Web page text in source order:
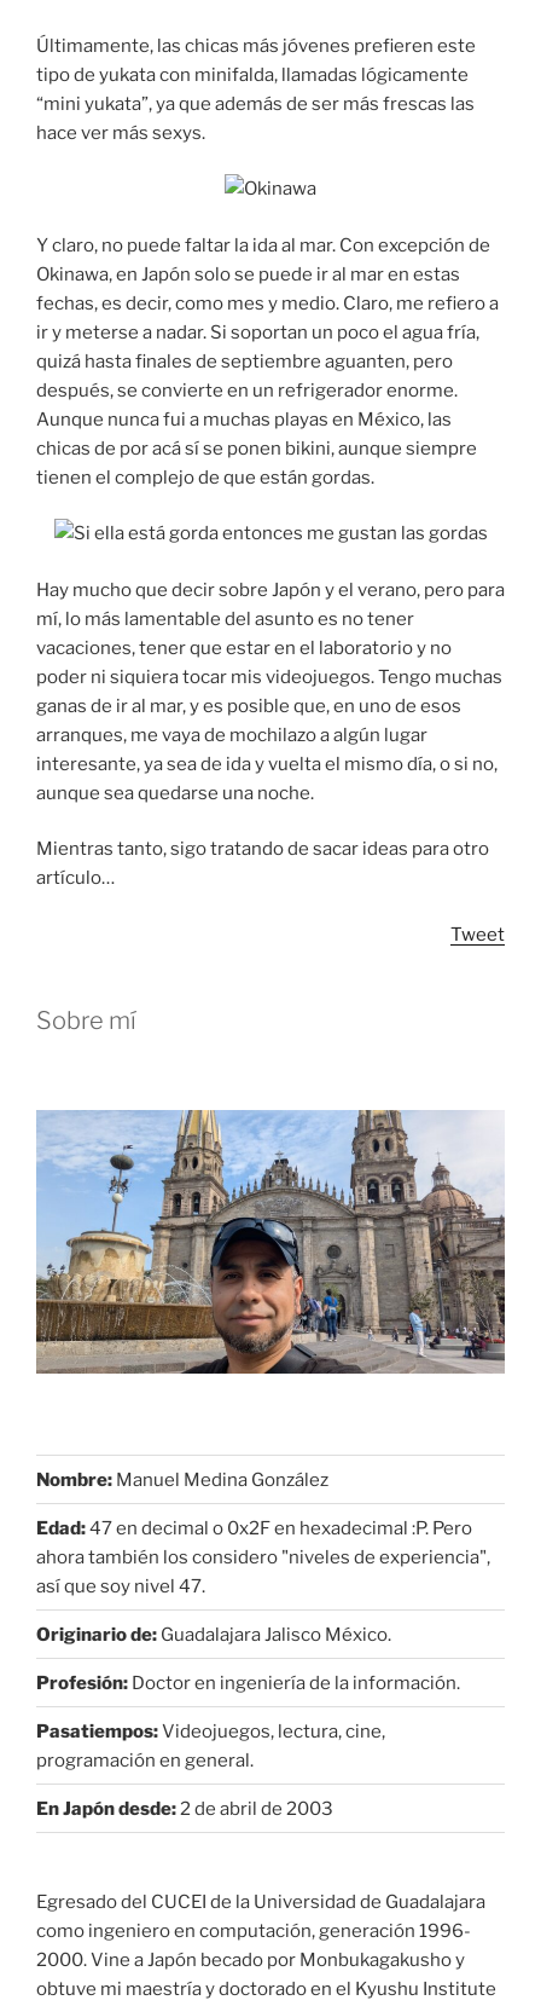
Últimamente, las chicas más jóvenes prefieren este
tipo de yukata con minifalda, llamadas lógicamente
“mini yukata”, ya que además de ser más frescas las
hace ver más sexys.
Y claro, no puede faltar la ida al mar. Con excepción de
Okinawa, en Japón solo se puede ir al mar en estas
fechas, es decir, como mes y medio. Claro, me refiero a
ir y meterse a nadar. Si soportan un poco el agua fría,
quizá hasta finales de septiembre aguanten, pero
después, se convierte en un refrigerador enorme.
Aunque nunca fui a muchas playas en México, las
chicas de por acá sí se ponen bikini, aunque siempre
tienen el complejo de que están gordas.
Hay mucho que decir sobre Japón y el verano, pero para
mí, lo más lamentable del asunto es no tener
vacaciones, tener que estar en el laboratorio y no
poder ni siquiera tocar mis videojuegos. Tengo muchas
ganas de ir al mar, y es posible que, en uno de esos
arranques, me vaya de mochilazo a algún lugar
interesante, ya sea de ida y vuelta el mismo día, o si no,
aunque sea quedarse una noche.
Mientras tanto, sigo tratando de sacar ideas para otro
artículo…
Tweet
Sobre mí
Nombre: Manuel Medina González
Edad:47 en decimal o 0x2F en hexadecimal :P. Pero
ahora también los considero "niveles de experiencia",
así que soy nivel 47.
Originario de: Guadalajara Jalisco México.
Profesión: Doctor en ingeniería de la información.
Pasatiempos:Videojuegos, lectura, cine,
programación en general.
En Japón desde:2 de abril de 2003
Egresado del CUCEI de la Universidad de Guadalajara
como ingeniero en computación, generación 1996-
2000. Vine a Japón becado por Monbukagakusho y
obtuve mi maestría y doctorado en el Kyushu Institute